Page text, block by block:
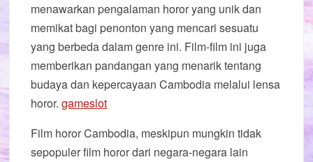
menawarkan pengalaman horor yang unik dan
memikat bagi penonton yang mencari sesuatu
yang berbeda dalam genre ini. Film-film ini juga
memberikan pandangan yang menarik tentang
budaya dan kepercayaan Cambodia melalui lensa
horor.gameslot
Film horor Cambodia, meskipun mungkin tidak
sepopuler film horor dari negara-negara lain